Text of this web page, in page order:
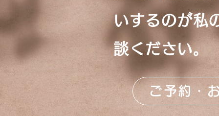
いするのが私
談ください。
ご予約・